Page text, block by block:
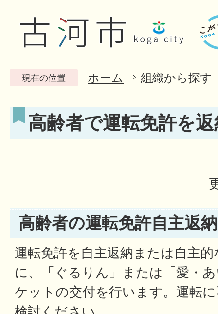
現在の位置 ホーム 組織から探す
高齢者で運転免許を
高齢者の運転免許自主返
運転免許を自主返納または自主
に、「ぐるりん」または「愛・
ケットの交付を行います。運転